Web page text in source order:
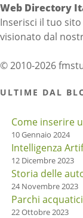
Web Directory
Inserisci il tuo
visionato dal
© 2010-2026
ULTIME DAL
Come inserire
10 Gennaio 2024
Intelligenza
12 Dicembre 2023
Storia delle
24 Novembre 2023
Parchi
22 Ottobre 2023